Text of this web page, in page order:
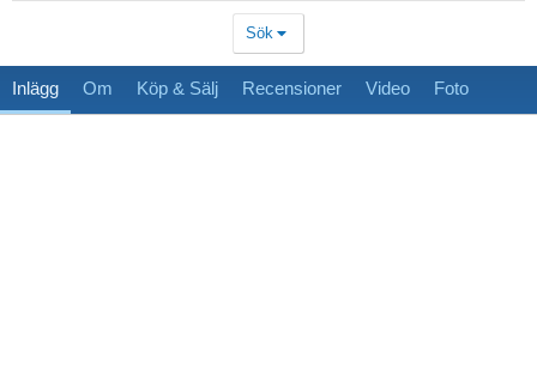
Sök
Inlägg Om Köp & Sälj Recensioner Video Foto